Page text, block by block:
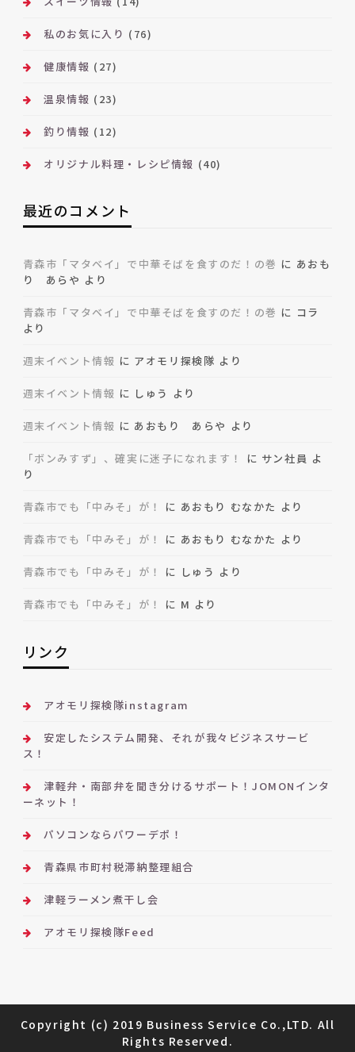
私のお気に入り (76)
健康情報 (27)
温泉情報 (23)
釣り情報 (12)
オリジナル料理・レシピ情報 (40)
最近のコメント
青森市「マタベイ」で中華そばを食すのだ！の巻 に あおも
り あらや より
青森市「マタベイ」で中華そばを食すのだ！の巻 に コラ
より
週末イベント情報 に アオモリ探検隊 より
週末イベント情報 に しゅう より
週末イベント情報 に あおもり あらや より
「ボンみすず」、確実に迷子になれます！ に サン社員 よ
り
青森市でも「中みそ」が！ に あおもり むなかた より
青森市でも「中みそ」が！ に あおもり むなかた より
青森市でも「中みそ」が！ に しゅう より
青森市でも「中みそ」が！ に M より
リンク
アオモリ探検隊instagram
安定したシステム開発、それが我々ビジネスサービ
ス！
津軽弁・南部弁を聞き分けるサポート！JOMONインタ
ーネット！
パソコンならパワーデポ！
青森県市町村税滞納整理組合
津軽ラーメン煮干し会
アオモリ探検隊Feed
Copyright (c) 2019 Business Service Co.,LTD. All
Rights Reserved.